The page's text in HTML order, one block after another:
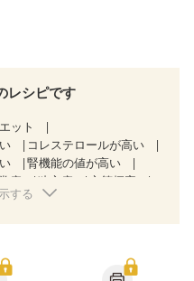
レシピです
ット
コレステロールが高い
腎機能の値が高い
症 狭心症
心筋梗塞
逆流性食道炎
ジ３a）
する